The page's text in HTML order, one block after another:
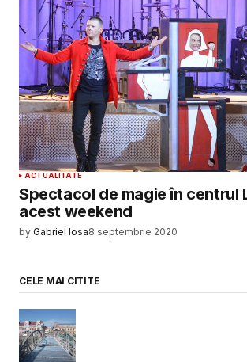
ACTUALITATE
Spectacol de magie în centrul
acest weekend
by Gabriel Iosa8 septembrie 2020
CELE MAI CITITE